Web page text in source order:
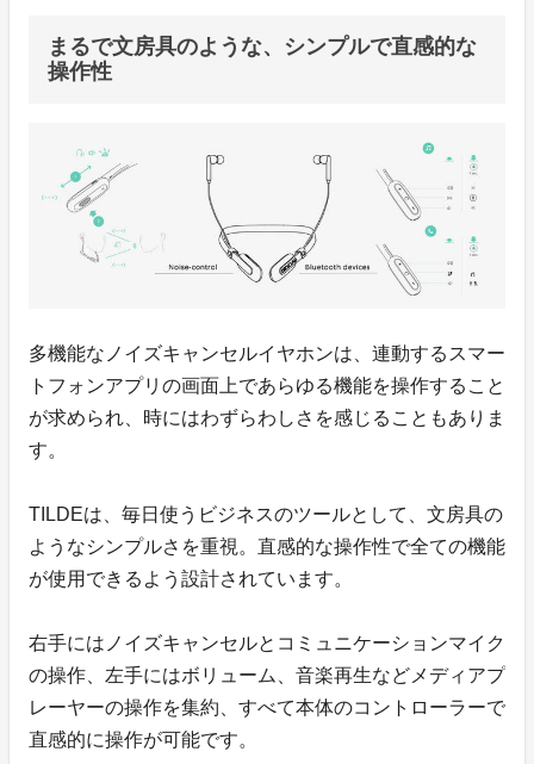
まるで文房具のような、シンプルで直感的な
操作性
多機能なノイズキャンセルイヤホンは、連動するスマー
トフォンアプリの画面上であらゆる機能を操作すること
が求められ、時にはわずらわしさを感じることもありま
す。
TILDEは、毎日使うビジネスのツールとして、文房具の
ようなシンプルさを重視。直感的な操作性で全ての機能
が使用できるよう設計されています。
右手にはノイズキャンセルとコミュニケーションマイク
の操作、左手にはボリューム、音楽再生などメディアプ
レーヤーの操作を集約、すべて本体のコントローラーで
直感的に操作が可能です。